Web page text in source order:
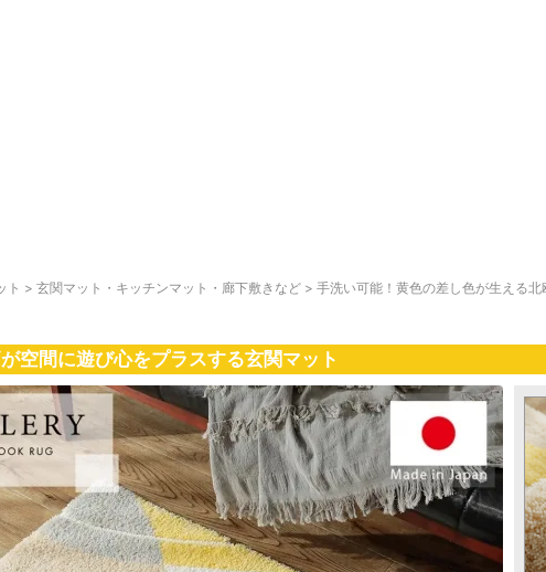
ト > 玄関マット・キッチンマット・廊下敷きなど > 手洗い可能！黄色の差し色が生える
空間に遊び心をプラスする玄関マット